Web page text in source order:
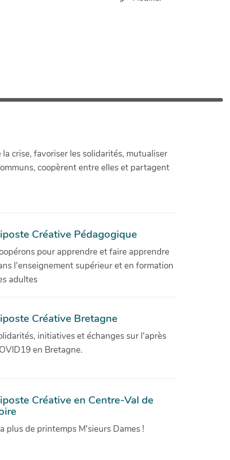
crise, favoriser les solidarités, mutualiser
coopèrent entre elles et partagent
Créative Pédagogique
pour apprendre et faire apprendre
l'enseignement supérieur et en formation
adultes
Créative Bretagne
initiatives et échanges sur l'après
en Bretagne.
Créative en Centre-Val de
plus de printemps M'sieurs Dames !